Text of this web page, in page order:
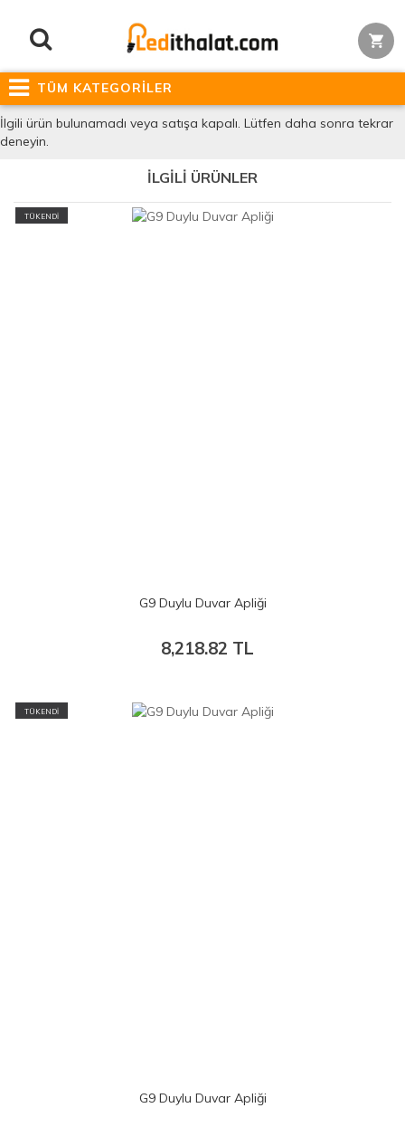
TÜM KATEGORİLER
İlgili ürün bulunamadı veya satışa kapalı. Lütfen daha sonra tekrar
deneyin.
İLGİLİ ÜRÜNLER
TÜKENDİ
G9 Duylu Duvar Apliği
8,218.82 TL
TÜKENDİ
G9 Duylu Duvar Apliği